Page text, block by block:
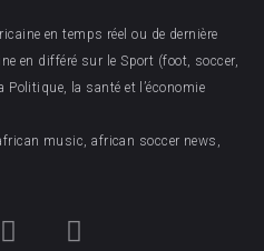
en temps réel ou de dernière
en différé sur le Sport (foot, soccer,
la santé et l’économie
music, african soccer news,